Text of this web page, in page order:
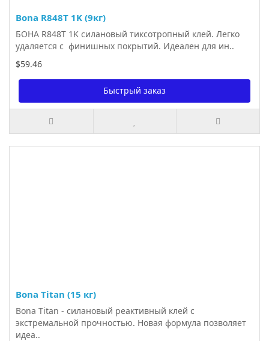
Bona R848Т 1K (9кг)
БОНА R848Т 1K силановый тиксотропный клей. Легко
удаляется с финишных покрытий. Идеален для ин..
$59.46
Быстрый заказ
Bona Titan (15 кг)
Bona Titan - силановый реактивный клей с
экстремальной прочностью. Новая формула позволяет
идеа..